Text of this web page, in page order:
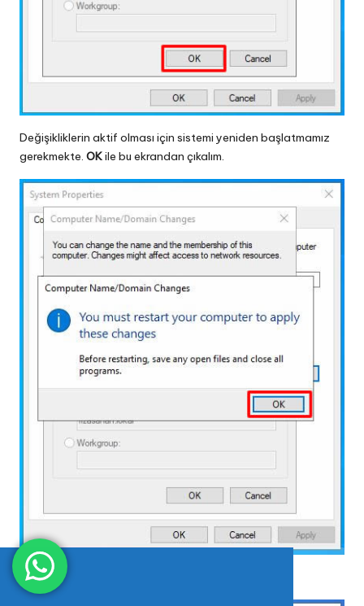
Değişikliklerin aktif olması için sistemi yeniden başlatmamız
gerekmekte. OKile bu ekrandan çıkalım.
Ayarlarımız restart sonrasında aşağıdaki gibi oldu.